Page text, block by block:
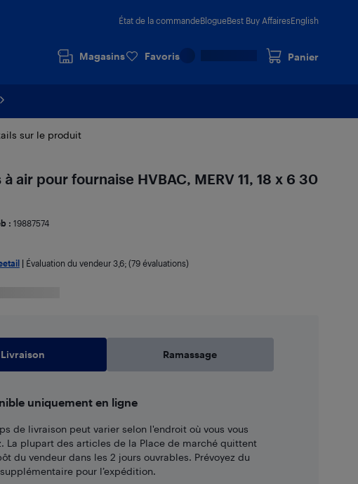
État de la commandeBlogueBest Buy AffairesEnglish
Magasins Favoris Panier
sur le produit
air pour fournaise HVBAC, MERV 11, 18 x 6 30
: 19887574
Évaluation du vendeur 3,6; (79 évaluations)
Livraison Ramassage
uniquement en ligne
de livraison peut varier selon l'endroit où vous vous
La plupart des articles de la Place de marché quittent
du vendeur dans les 2 jours ouvrables. Prévoyez du
pour l’expédition.